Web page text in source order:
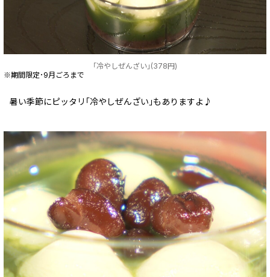
｢冷やしぜんざい｣(378円)
※期間限定･9月ごろまで
暑い季節にピッタリ｢冷やしぜんざい｣もありますよ♪